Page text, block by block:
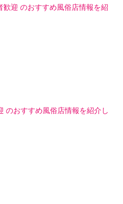
歓迎 のおすすめ風俗店情報を紹
のおすすめ風俗店情報を紹介し